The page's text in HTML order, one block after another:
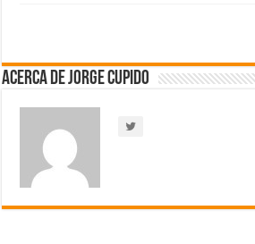
Acerca de Jorge Cupido